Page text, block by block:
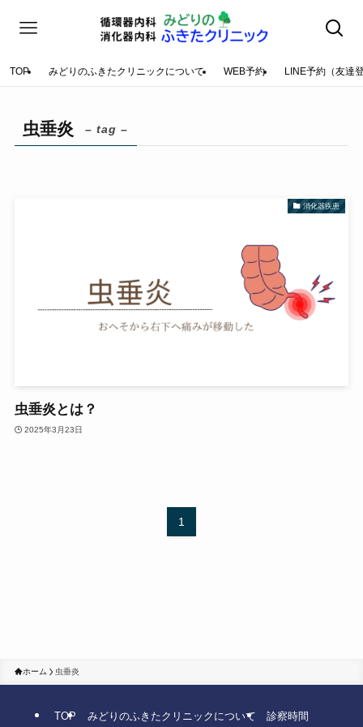
TOP みどりのふきたクリニックについて WEB予約 LINE予約（友達
虫垂炎 – tag –
消化器疾患
虫垂炎とは？
2025年3月23日
1
ホーム 虫垂炎
TOP みどりのふきたクリニックについて 診察時間